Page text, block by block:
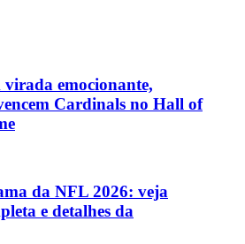
emocionante,
Cardinals no Hall of
da NFL 2026: veja
e detalhes da